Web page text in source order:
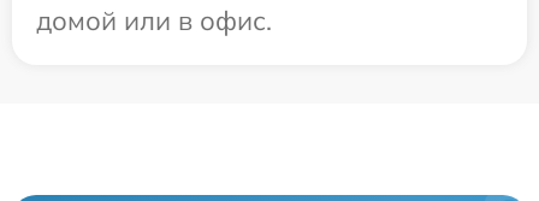
домой или в офис.